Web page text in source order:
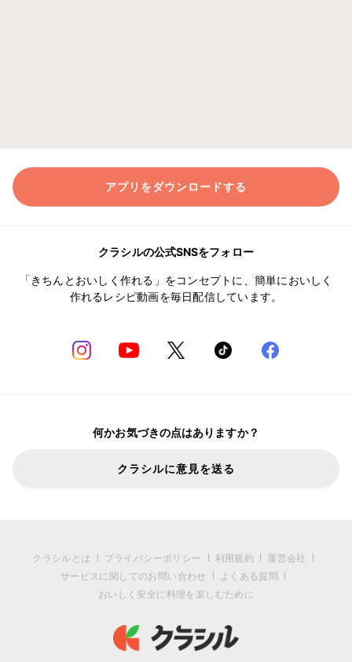
アプリをダウンロードする
クラシルの公式SNSをフォロー
「きちんとおいしく作れる」をコンセプトに、簡単においしく
作れるレシピ動画を毎日配信しています。
何かお気づきの点はありますか？
クラシルに意見を送る
クラシルとは プライバシーポリシー 利用規約
運営会社
サービスに関してのお問い合わせ
よくある質問
おいしく安全に料理を楽しむために